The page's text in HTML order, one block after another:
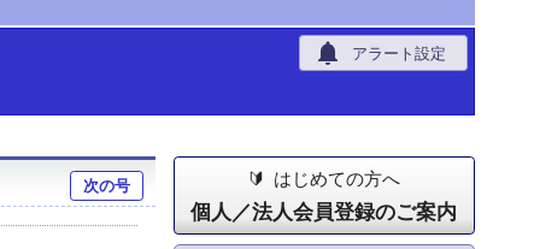
notifications アラート設定
次の号 はじめての方へ
個人／法人会員登録のご案内